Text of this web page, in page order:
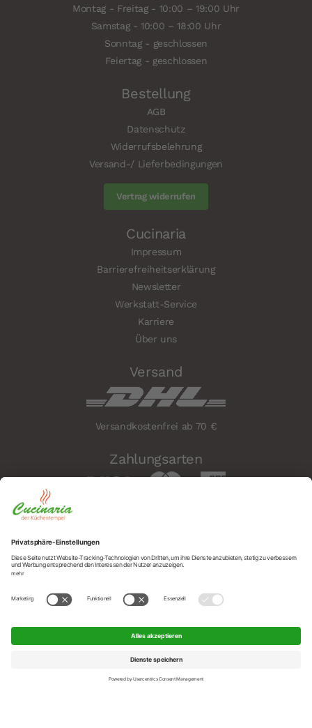
Montag - Freitag - 10:00 – 19:00 Uhr
Samstag - 10:00 – 18:00 Uhr
Sonntag - geschlossen
Feiertag - geschlossen
Bestellung
AGB
Datenschutz
Widerrufsbelehrung
Versand-/ Lieferbedingungen
Vertrag widerrufen
Cucinaria
Impressum
Barrierefreiheitserklärung
Newsletter
Werkstatt-Service
Karriere
Über uns
Versand
Versandkostenfrei ab 70 €
Zahlungsarten
Sicherheit
Social